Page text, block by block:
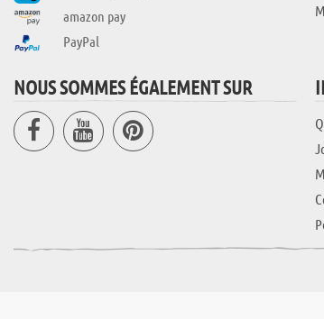
amazon pay
PayPal
NOUS SOMMES ÉGALEMENT SUR